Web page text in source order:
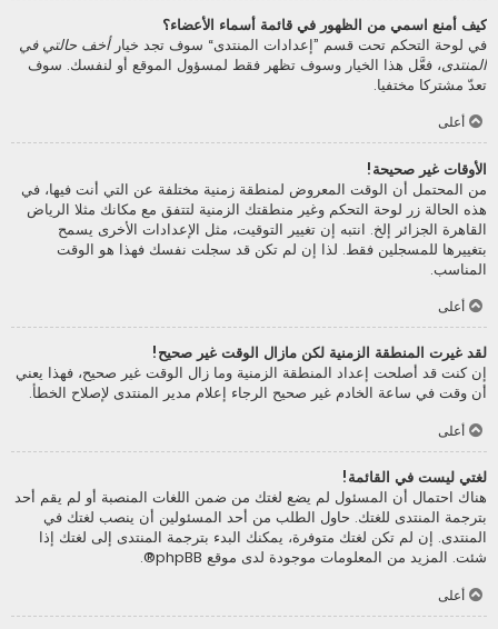
كيف أمنع اسمي من الظهور في قائمة أسماء الأعضاء؟
في لوحة التحكم تحت قسم ”إعدادات المنتدى“ سوف تجد خيارأخف حالتي في
المنتدى، فعَّل هذا الخيار وسوف تظهر فقط لمسؤول الموقع أو لنفسك. سوف
تعدّ مشتركا مختفيا.
أعلى
الأوقات غير صحيحة!
من المحتمل أن الوقت المعروض لمنطقة زمنية مختلفة عن التي أنت فيها، في
هذه الحالة زر لوحة التحكم وغير منطقتك الزمنية لتتفق مع مكانك مثلا الرياض
القاهرة الجزائر إلخ. انتبه إن تغيير التوقيت، مثل الإعدادات الأخرى يسمح
بتغييرها للمسجلين فقط. لذا إن لم تكن قد سجلت نفسك فهذا هو الوقت
المناسب.
أعلى
لقد غيرت المنطقة الزمنية لكن مازال الوقت غير صحيح!
إن كنت قد أصلحت إعداد المنطقة الزمنية وما زال الوقت غير صحيح، فهذا يعني
أن وقت في ساعة الخادم غير صحيح الرجاء إعلام مدير المنتدى لإصلاح الخطأ.
أعلى
لغتي ليست في القائمة!
هناك احتمال أن المسئول لم يضع لغتك من ضمن اللغات المنصبة أو لم يقم أحد
بترجمة المنتدى للغتك. حاول الطلب من أحد المسئولين أن ينصب لغتك في
المنتدى. إن لم تكن لغتك متوفرة، يمكنك البدء بترجمة المنتدى إلى لغتك إذا
شئت. المزيد من المعلومات موجودة لدى موقع phpBB
®.
أعلى